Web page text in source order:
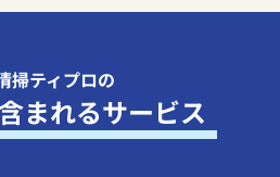
掃ティプロの
まれるサービス